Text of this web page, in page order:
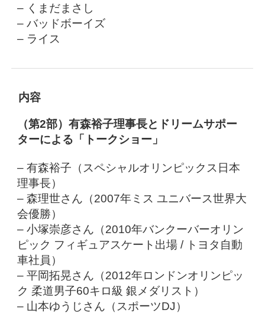
– くまだまさし
– バッドボーイズ
– ライス
内容
（第2部）有森裕子理事長とドリームサポー
ターによる「トークショー」
– 有森裕子（スペシャルオリンピックス日本
理事長）
– 森理世さん（2007年ミス ユニバース世界大
会優勝）
– 小塚崇彦さん（2010年バンクーバーオリン
ピック フィギュアスケート出場 / トヨタ自動
車社員）
– 平岡拓晃さん（2012年ロンドンオリンピッ
ク 柔道男子60キロ級 銀メダリスト）
– 山本ゆうじさん（スポーツDJ）